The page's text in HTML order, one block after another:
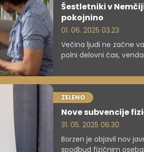
Šestletniki v
pokojnino
01. 06. 2025 03.23
Večina ljudi ne začne
polni delovni čas,
ZELENO
Nove subvencije
31. 05. 2025 06.30
Borzen je objavil nov
spodbud fizičnim